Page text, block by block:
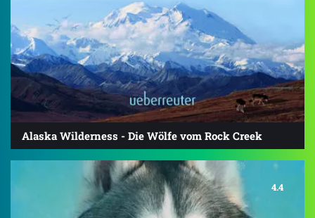
Alaska Wilderness - Die Wölfe vom Rock Creek
4.4